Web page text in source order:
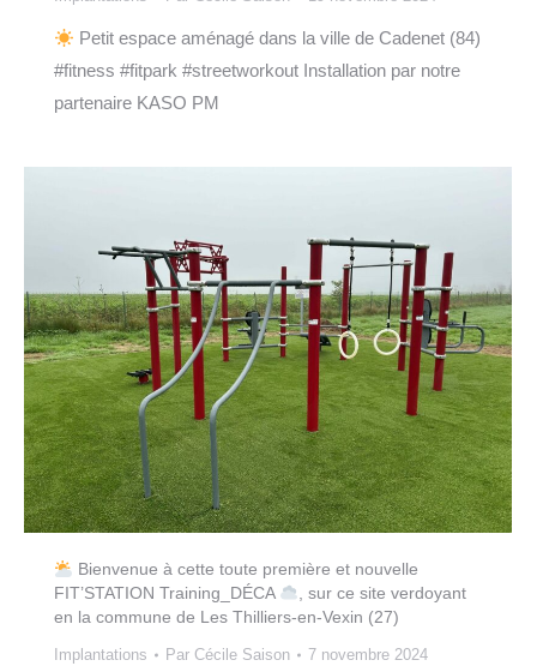
Petit espace aménagé dans la ville de Cadenet (84)
#fitness #fitpark #streetworkout Installation par notre
partenaire KASO PM
Bienvenue à cette toute première et nouvelle
FIT’STATION Training_DÉCA
, sur ce site verdoyant
en la commune de Les Thilliers-en-Vexin (27)
Implantations Par Cécile Saison 7 novembre 2024